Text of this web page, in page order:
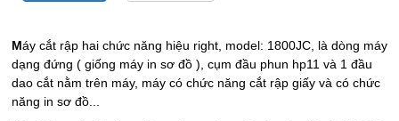
Máy cắt rập hai chức năng hiệu right, model: 1800JC, là dòng máy
dạng đứng ( giống máy in sơ đồ ), cụm đầu phun hp11 và 1 đầu
dao cắt nằm trên máy, máy có chức năng cắt rập giấy và có chức
năng in sơ đồ...